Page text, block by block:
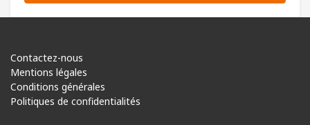
Contactez-nous
Mentions légales
Conditions générales
Politiques de confidentialités